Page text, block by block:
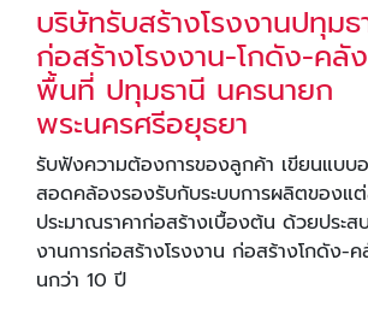
บริษัทรับสร้างโรงงานปทุม
ก่อสร้างโรงงาน-โกดัง-คลั
พื้นที่ ปทุมธานี นครนายก
พระนครศรีอยุธยา
รับฟังความต้องการของลูกค้า เขียนแบบอ
สอดคล้องรองรับกับระบบการผลิตของแต่
ประมาณราคาก่อสร้างเบื้องต้น ด้วยประ
งานการก่อสร้างโรงงาน ก่อสร้างโกดัง-
นกว่า 10 ปี